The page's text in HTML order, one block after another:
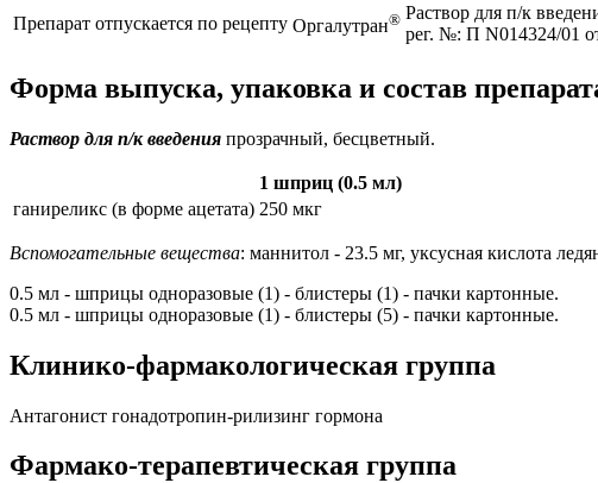
Препарат отпускается по рецепту Оргалутран® Раствор для п/к
рег. №: П N014324/01
Форма выпуска, упаковка и состав
Раствор для п/к введения прозрачный, бесцветный.
1 шприц (0.5 мл)
ганиреликс (в форме ацетата) 250 мкг
Вспомогательные вещества: маннитол - 23.5 мг, уксусная кислота
0.5 мл - шприцы одноразовые (1) - блистеры (1) - пачки картонные.
0.5 мл - шприцы одноразовые (1) - блистеры (5) - пачки картонные.
Клинико-фармакологическая группа
Антагонист гонадотропин-рилизинг гормона
Фармако-терапевтическая группа